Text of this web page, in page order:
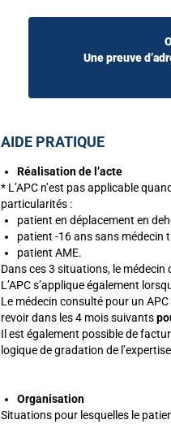
Une preuve
AIDE PRATIQUE
Réalisation de l’acte
* L’APC n’est pas applicable
particularités :
patient en déplacement en
patient -16 ans sans médecin
patient AME.
Dans ces 3 situations, le médecin
L’APC s’applique également
Le médecin consulté pour un
revoir dans les 4 mois suivants
Il est également possible de
logique de gradation de
Organisation
Situations pour lesquelles le